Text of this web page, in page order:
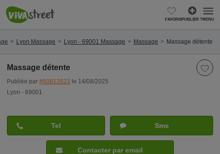
FAVORISPUBLIER ?MENU
Lyon Massage Lyon - 69001 Massage Massage Massage détente
Massage détente
Publiée par #60812823 le 14/08/2025
Lyon - 69001
Tel Sms
Contacter par email